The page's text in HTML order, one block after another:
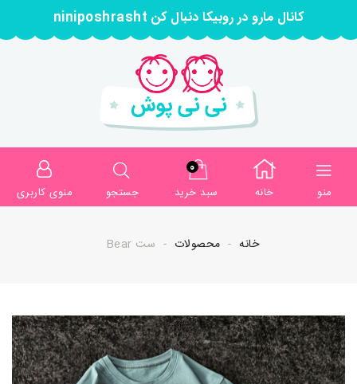
کانال مارو در روبیکا دنبال کن niniposhrasht
منو خانه
0
سبد خرید
جستجو منوی کاربری
خانه محصولات ست Bear